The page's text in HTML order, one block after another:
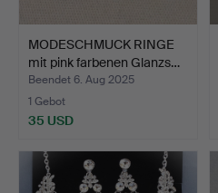
MODESCHMUCK RINGE
mit pink farbenen Glanzs…
Beendet 6. Aug 2025
1 Gebot
35 USD